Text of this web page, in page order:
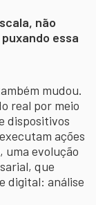
não
essa
mudou.
real por meio
dispositivos
ações
uma evolução
que
digital: análise